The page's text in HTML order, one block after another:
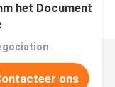
het Document
ons